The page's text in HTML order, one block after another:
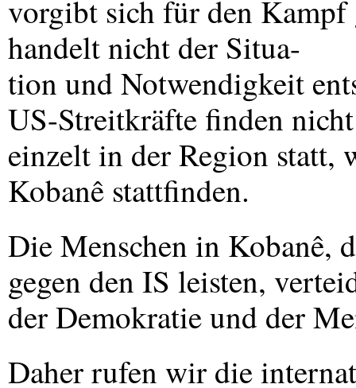
vorgibt sich für den Kampf
handelt nicht der Situa-
tion und Notwendigkeit
US-Streitkräfte finden
einzelt in der Region statt,
Kobanê stattfinden.
Die Menschen in Kobanê,
gegen den IS leisten,
der Demokratie und der
Daher rufen wir die